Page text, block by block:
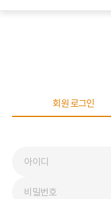
회원 로그인